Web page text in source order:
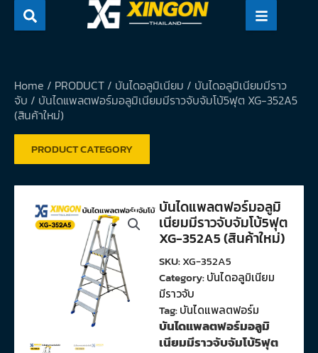
Skip
Home / PRODUCT / บันไดอลูมิเนียม / บันไดอลูมิเนียมมีราว
จับ / บันไดแพลตฟอร์มอลูมิเนียมมีราวจับจัมโบ้5ฟุต XG-352A5
(สินค้าใหม่)
PRODUCT CATEGORY
บันไดแพลตฟอร์มอลูมิ
เนียมมีราวจับจัมโบ้5ฟุต
XG-352A5 (สินค้าใหม่)
SKU:XG-352A5
Category:บันไดอลูมิเนียม
มีราวจับ
Tag:บันไดแพลตฟอร์ม
บันไดแพลตฟอร์มอลูมิ
เนียมมีราวจับจัมโบ้5ฟุต